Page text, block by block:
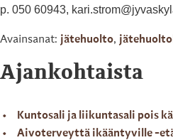
p. 050 60943,
Avainsanat: jätehuolto,
Ajankohtaista
Kuntosali ja liikuntasali pois
Aivoterveyttä ikääntyville -